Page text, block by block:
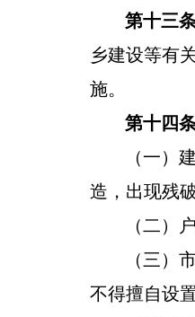
第十三
乡建设等有
施。
第十四
（一）
造 ， 出现残
（二）
（三）
不得擅自设